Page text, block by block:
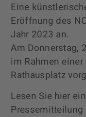
Eine
Eröffnung des
Jahr 2023 an.
Am Donnerstag,
im Rahmen
Rathausplatz
Lesen Sie hier
Pressemitteilung